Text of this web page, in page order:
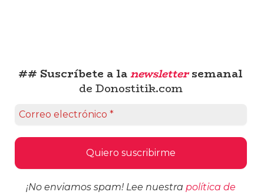
## Suscríbete a lanewslettersemanal
de Donostitik.com
¡No enviamos spam! Lee nuestra política de